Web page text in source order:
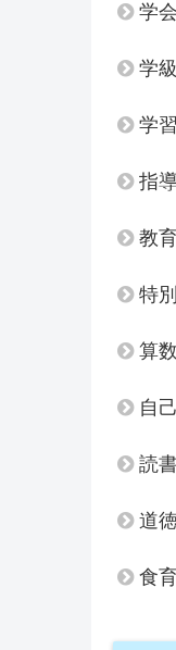
学
学
学
指
教育
特
算
自
読
道
食育